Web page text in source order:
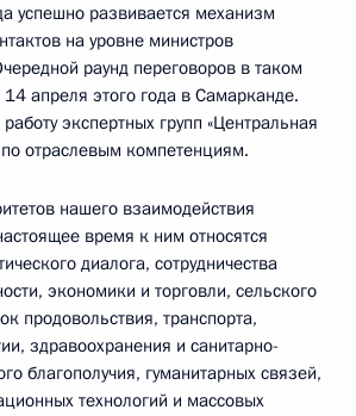
успешно развивается механизм
на уровне министров
раунд переговоров в таком
апреля этого года в Самарканде.
экспертных групп «Центральная
отраслевым компетенциям.
нашего взаимодействия
время к ним относятся
диалога, сотрудничества
экономики и торговли, сельского
продовольствия, транспорта,
здравоохранения и санитарно-
благополучия, гуманитарных связей,
технологий и массовых